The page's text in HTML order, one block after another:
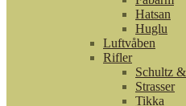
Hatsan
Huglu
Luftvåben
Rifler
Schultz
Strasser
Tikka